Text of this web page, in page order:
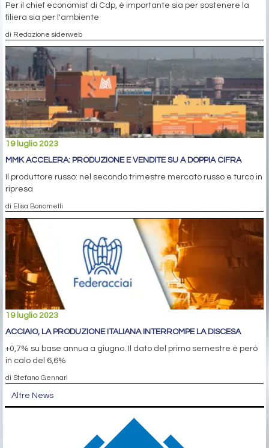
Per il chief economist di Cdp, è importante sia per sostenere la
filiera sia per l'ambiente
di Redazione siderweb
19 luglio 2023
MMK ACCELERA: PRODUZIONE E VENDITE SU A DOPPIA CIFRA
Il produttore russo: nel secondo trimestre mercato russo e turco in
ripresa
di Elisa Bonomelli
19 luglio 2023
ACCIAIO, LA PRODUZIONE ITALIANA INTERROMPE LA DISCESA
+0,7% su base annua a giugno. Il dato del primo semestre è però
in calo del 6,6%
di Stefano Gennari
Altre News